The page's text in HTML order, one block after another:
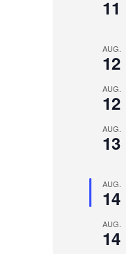
11
AUG.
12
AUG.
12
AUG.
13
AUG.
14
AUG.
14